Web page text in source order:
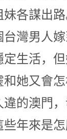
各謀出
灣男人
生活，
和她又
的澳門
年來是